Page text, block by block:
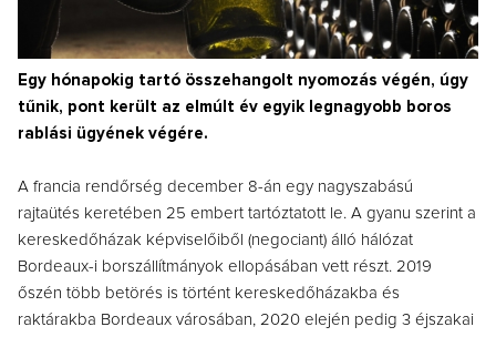
Egy hónapokig tartó összehangolt nyomozás végén, úgy
tűnik, pont került az elmúlt év egyik legnagyobb boros
rablási ügyének végére.
A francia rendőrség december 8-án egy nagyszabású
rajtaütés keretében 25 embert tartóztatott le. A gyanu szerint a
kereskedőházak képviselőiből (negociant) álló hálózat
Bordeaux-i borszállítmányok ellopásában vett részt. 2019
őszén több betörés is történt kereskedőházakba és
raktárakba Bordeaux városában, 2020 elején pedig 3 éjszakai